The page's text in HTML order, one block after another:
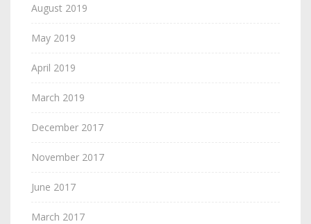
August 2019
May 2019
April 2019
March 2019
December 2017
November 2017
June 2017
March 2017